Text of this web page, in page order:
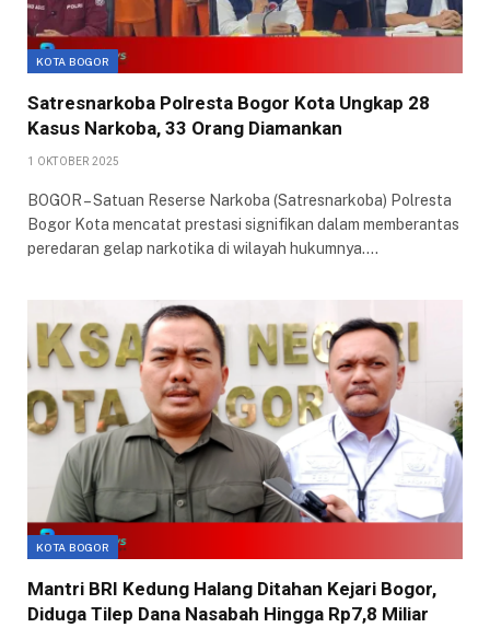
KOTA BOGOR
Satresnarkoba Polresta Bogor Kota Ungkap 28
Kasus Narkoba, 33 Orang Diamankan
1 OKTOBER 2025
BOGOR – Satuan Reserse Narkoba (Satresnarkoba) Polresta
Bogor Kota mencatat prestasi signifikan dalam memberantas
peredaran gelap narkotika di wilayah hukumnya.…
KOTA BOGOR
Mantri BRI Kedung Halang Ditahan Kejari Bogor,
Diduga Tilep Dana Nasabah Hingga Rp7,8 Miliar